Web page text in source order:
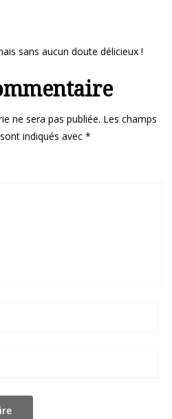
sans aucun doute délicieux !
ne sera pas publiée. Les champs
indiqués avec *